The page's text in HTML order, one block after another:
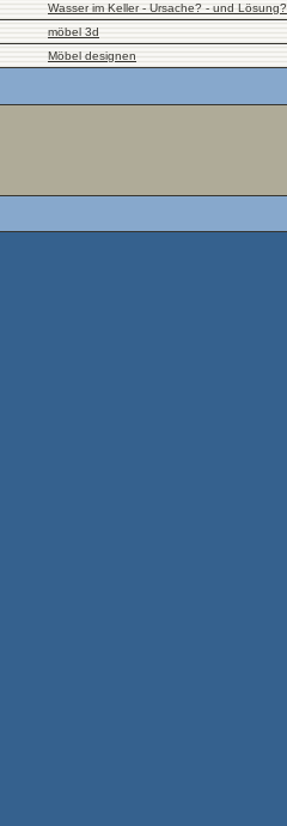
Wasser im Keller - Ursache? - und Lösung?
möbel 3d
Möbel designen